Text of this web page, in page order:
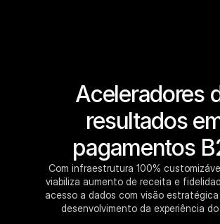
Aceleradores
resultados
pagamentos
Com infraestrutura 100%
viabiliza aumento de receita e
acesso a dados com visão
desenvolvimento da experiência